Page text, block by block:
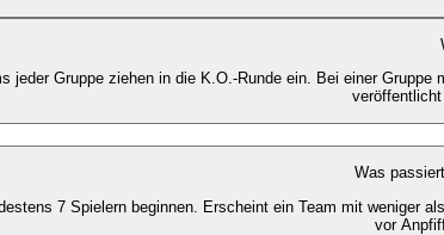
jeder Gruppe ziehen in die K.O.-Runde ein. Bei einer
Was
7 Spielern beginnen. Erscheint ein Team mit weniger
vor